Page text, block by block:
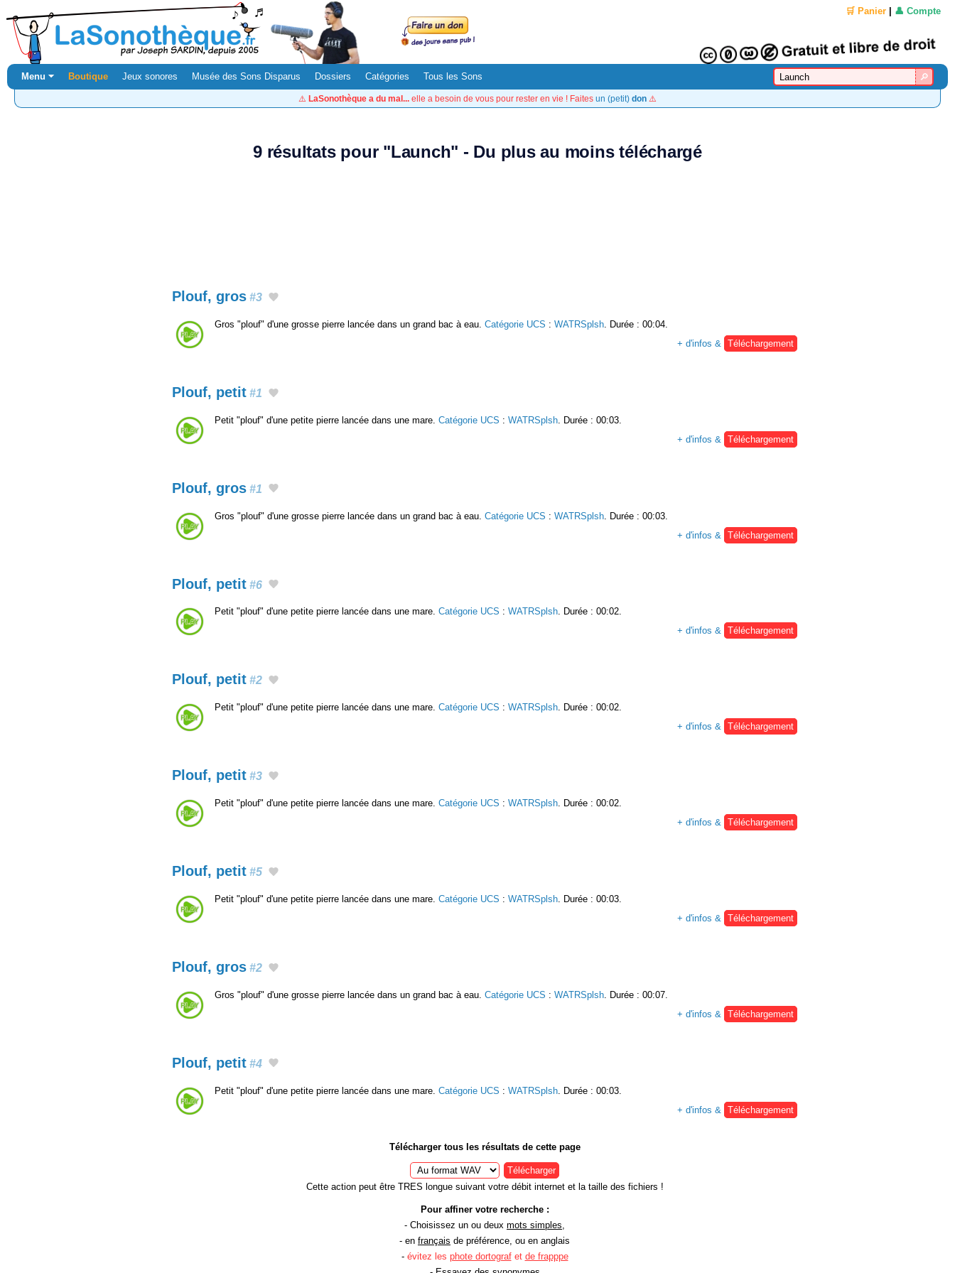
🛒 Panier 👤 Compte
Menu ⏷ Boutique Jeux sonores Musée des Sons Disparus Dossiers Catégories Tous les Sons
⚠️ LaSonothèque a du mal... elle a besoin de vous pour rester en vie ! Faites un (petit) don ⚠️
9 résultats pour "Launch" - Du plus au moins téléchargé
Plouf, gros #3
Gros "plouf" d'une grosse pierre lancée dans un grand bac à eau. Catégorie UCS : WATRSplsh . Durée : 00:04.
+ d'infos &
Téléchargement
Plouf, petit #1
Petit "plouf" d'une petite pierre lancée dans une mare. Catégorie UCS : WATRSplsh . Durée : 00:03.
+ d'infos &
Téléchargement
Plouf, gros #1
Gros "plouf" d'une grosse pierre lancée dans un grand bac à eau. Catégorie UCS : WATRSplsh . Durée : 00:03.
+ d'infos &
Téléchargement
Plouf, petit #6
Petit "plouf" d'une petite pierre lancée dans une mare. Catégorie UCS : WATRSplsh. Durée : 00:02.
+ d'infos & Téléchargement
Plouf, petit #2
Petit "plouf" d'une petite pierre lancée dans une mare. Catégorie UCS : WATRSplsh. Durée : 00:02.
+ d'infos & Téléchargement
Plouf, petit #3
Petit "plouf" d'une petite pierre lancée dans une mare. Catégorie UCS : WATRSplsh. Durée : 00:02.
+ d'infos & Téléchargement
Plouf, petit #5
Petit "plouf" d'une petite pierre lancée dans une mare. Catégorie UCS : WATRSplsh . Durée : 00:03.
+ d'infos &
Téléchargement
Plouf, gros #2
Gros "plouf" d'une grosse pierre lancée dans un grand bac à eau. Catégorie UCS : WATRSplsh . Durée : 00:07.
+ d'infos &
Téléchargement
Plouf, petit #4
Petit "plouf" d'une petite pierre lancée dans une mare. Catégorie UCS : WATRSplsh . Durée : 00:03.
+ d'infos &
Téléchargement
Télécharger tous les résultats de cette page
Télécharger
Cette action peut être TRES longue suivant votre débit internet et la taille des fichiers !
Pour affiner votre recherche :
- Choisissez un ou deux mots simples
- en français de préférence, ou en anglais
- évitez les phote dortografet de frapppe